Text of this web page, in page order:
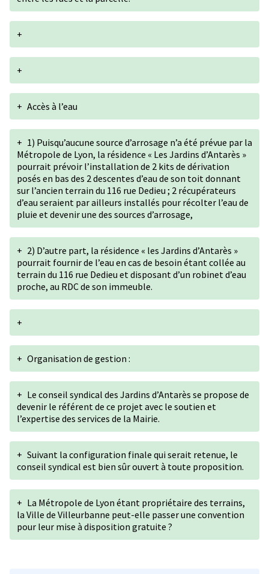
+
+
+ Accès à l’eau
+ 1) Puisqu’aucune source d’arrosage n’a été prévue par la
Métropole de Lyon, la résidence « Les Jardins d’Antarès »
pourrait prévoir l’installation de 2 kits de dérivation
posés en bas des 2 descentes d’eau de son toit donnant
sur l’ancien terrain du 116 rue Dedieu ; 2 récupérateurs
d’eau seraient par ailleurs installés pour récolter l’eau de
pluie et devenir une des sources d’arrosage,
+ 2) D’autre part, la résidence « les Jardins d’Antarès »
pourrait fournir de l’eau en cas de besoin étant collée au
terrain du 116 rue Dedieu et disposant d’un robinet d’eau
proche, au RDC de son immeuble.
+
+ Organisation de gestion :
+ Le conseil syndical des Jardins d’Antarès se propose de
devenir le référent de ce projet avec le soutien et
l’expertise des services de la Mairie.
+ Suivant la configuration finale qui serait retenue, le
conseil syndical est bien sûr ouvert à toute proposition.
+ La Métropole de Lyon étant propriétaire des terrains,
la Ville de Villeurbanne peut-elle passer une convention
pour leur mise à disposition gratuite ?